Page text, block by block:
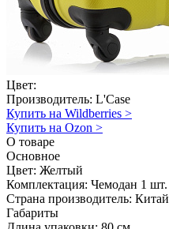
Цвет:
Производитель: L'Case
Купить на Wildberries >
Купить на Ozon >
О товаре
Основное
Цвет: Желтый
Комплектация: Чемодан 1 шт.
Страна производитель: Китай
Габариты